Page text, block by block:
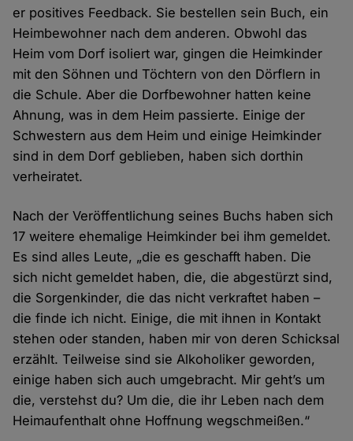
er positives Feedback. Sie bestellen sein Buch, ein
Heimbewohner nach dem anderen. Obwohl das
Heim vom Dorf isoliert war, gingen die Heimkinder
mit den Söhnen und Töchtern von den Dörflern in
die Schule. Aber die Dorfbewohner hatten keine
Ahnung, was in dem Heim passierte. Einige der
Schwestern aus dem Heim und einige Heimkinder
sind in dem Dorf geblieben, haben sich dorthin
verheiratet.
Nach der Veröffentlichung seines Buchs haben sich
17 weitere ehemalige Heimkinder bei ihm gemeldet.
Es sind alles Leute, „die es geschafft haben. Die
sich nicht gemeldet haben, die, die abgestürzt sind,
die Sorgenkinder, die das nicht verkraftet haben –
die finde ich nicht. Einige, die mit ihnen in Kontakt
stehen oder standen, haben mir von deren Schicksal
erzählt. Teilweise sind sie Alkoholiker geworden,
einige haben sich auch umgebracht. Mir geht’s um
die, verstehst du? Um die, die ihr Leben nach dem
Heimaufenthalt ohne Hoffnung wegschmeißen.“